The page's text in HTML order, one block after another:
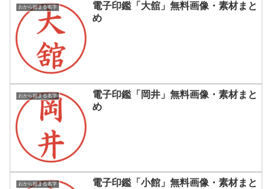
おから始まる名字
電子印鑑「大舘」無料画像・素材まと
め
おから始まる名字
電子印鑑「岡井」無料画像・素材まと
め
おから始まる名字
電子印鑑「小館」無料画像・素材まと